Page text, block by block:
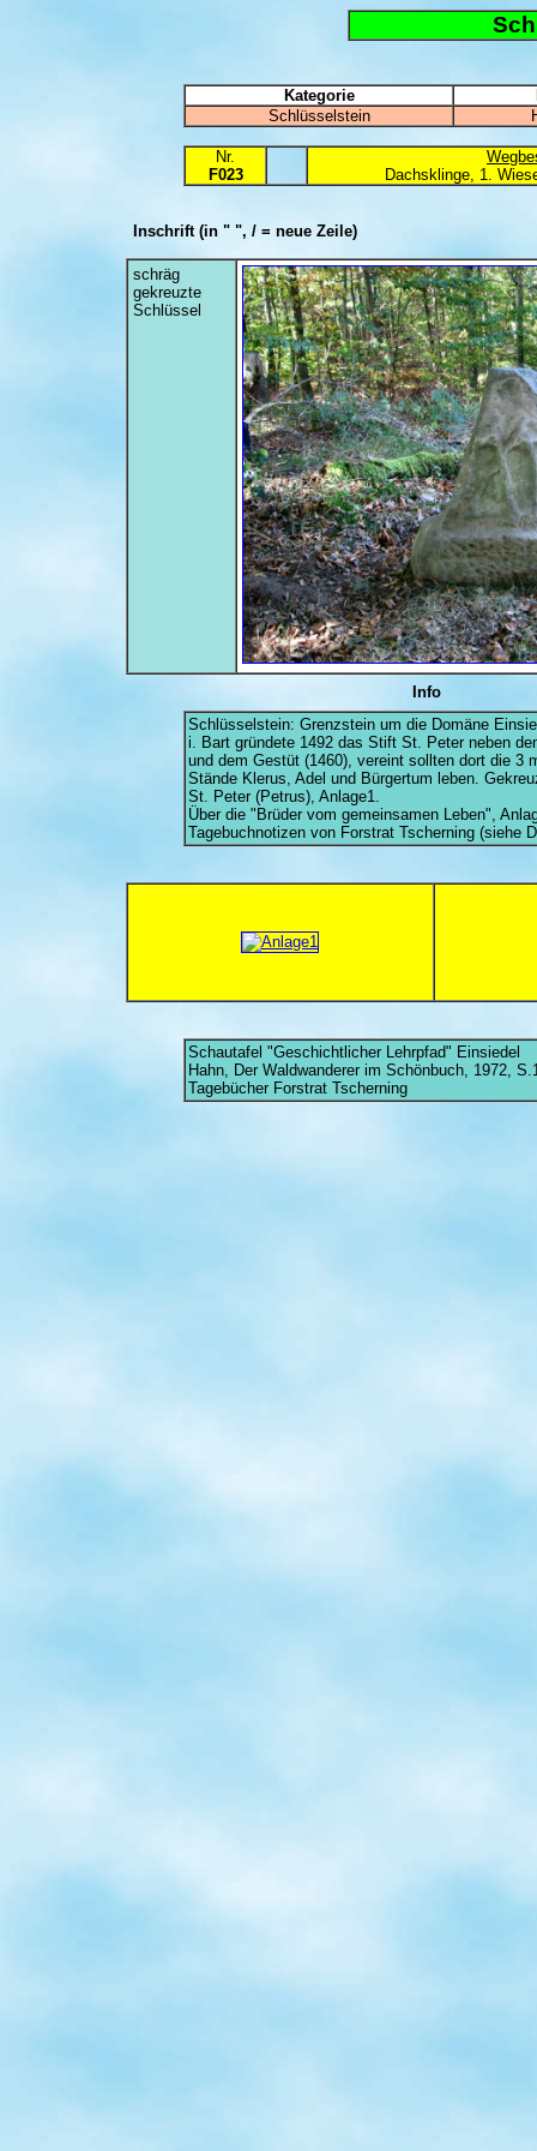
Kategorie
Schlüsselstein
Nr.
F023
Dachsklinge, 1.
Inschrift(in " ", / = neue Zeile)
schräg
gekreuzte
Schlüssel
Info
Schlüsselstein: Grenzstein um die Domäne
i. Bart gründete 1492 das Stift St. Peter neben
und dem Gestüt (1460), vereint sollten dort die 3
Stände Klerus, Adel und Bürgertum leben.
St. Peter (Petrus), Anlage1.
Über die "Brüder vom gemeinsamen Leben",
Tagebuchnotizen von Forstrat Tscherning (siehe
Schautafel "Geschichtlicher Lehrpfad" Einsiedel
Hahn, Der Waldwanderer im Schönbuch, 1972,
Tagebücher Forstrat Tscherning